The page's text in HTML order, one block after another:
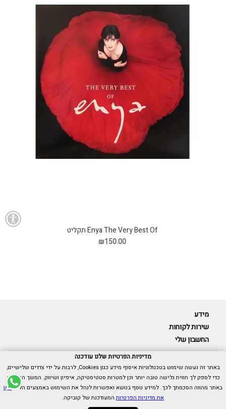
Enya The Very Best Of תקליט
₪150.00
מידע
שירות לקוחות
החשבון שלי
Cubica © כל הזכויות שמורות.
אנו כאן בשבילך -055-9511314
מדיניות הפרטיות שלנו עודכנה
באתר זה נעשה שימוש בטכנולוגיות איסוף מידע כגון Cookies, לרבות על ידי צדדים שלישיים,
כדי לספק לך חווית גלישה טובה יותר וכן למטרות סטטיסטיקה, איפיון ושיווק. המשך הגלישה
באתר מהווה הסכמתך לכך. למידע נוסף בנושא ואפשרות לנהל את השימוש באמצעים הללו,ראו
את מדיניות הפרטיותהמעודכנת של קוביקה.